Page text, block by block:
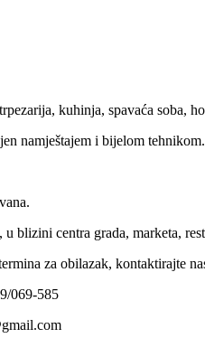
kuhinja, spavaća soba,
namještajem i bijelom tehnikom.
blizini centra grada, marketa,
za obilazak, kontaktirajte
069-585